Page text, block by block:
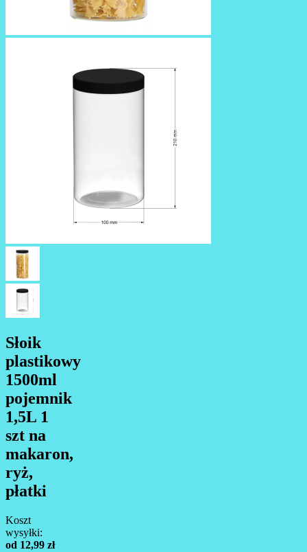
Słoik
plastikowy
1500ml
pojemnik
1,5L 1
szt na
makaron,
ryż,
płatki
Koszt
wysyłki:
od 12,99 zł